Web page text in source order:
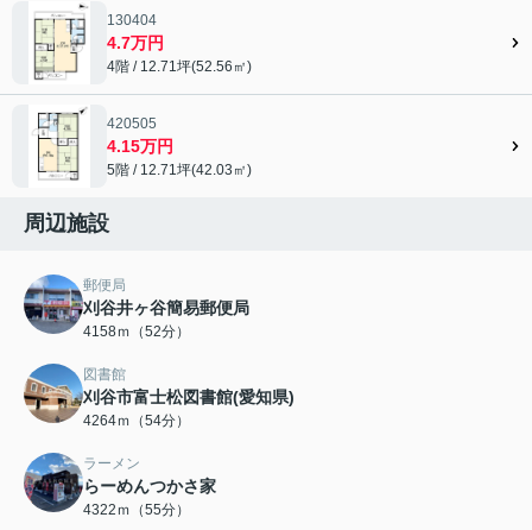
130404
4.7万円
4階 / 12.71坪(52.56㎡)
420505
4.15万円
5階 / 12.71坪(42.03㎡)
周辺施設
郵便局
刈谷井ヶ谷簡易郵便局
4158ｍ（52分）
図書館
刈谷市富士松図書館(愛知県)
4264ｍ（54分）
ラーメン
らーめんつかさ家
4322ｍ（55分）